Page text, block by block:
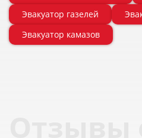
Эвакуатор газелей
Эвакуатор камазов